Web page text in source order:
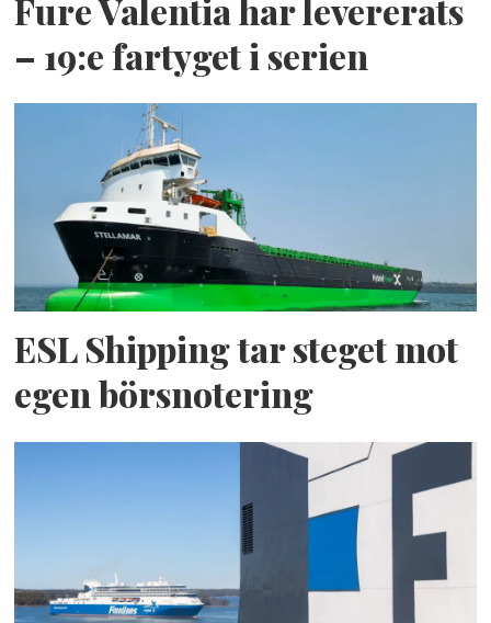
Fure Valentia har levererats
– 19:e fartyget i serien
ESL Shipping tar steget mot
egen börsnotering